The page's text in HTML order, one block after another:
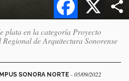
plata en la categoría Proyecto
de Arquitectura Sonorense
SONORA NORTE - 05/09/2022